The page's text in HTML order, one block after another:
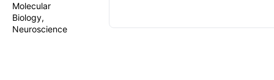
Molecular
Biology,
Neuroscience